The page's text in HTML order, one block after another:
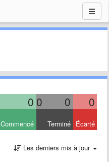
0 0 0 0
Commencé Terminé Écarté
Les derniers mis à jour